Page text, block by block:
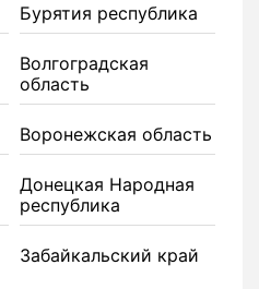
Бурятия республика
Волгоградская
область
Воронежская область
Донецкая Народная
республика
Забайкальский край